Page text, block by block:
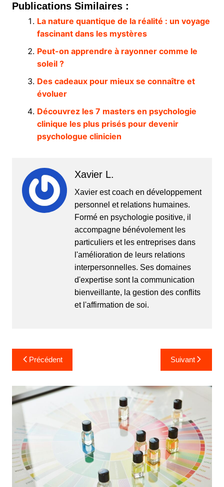
Publications Similaires :
La nature quantique de la réalité : un voyage
fascinant dans les mystères
Peut-on apprendre à rayonner comme le
soleil ?
Des cadeaux pour mieux se connaître et
évoluer
Découvrez les 7 masters en psychologie
clinique les plus prisés pour devenir
psychologue clinicien
Xavier L.
Xavier est coach en développement
personnel et relations humaines.
Formé en psychologie positive, il
accompagne bénévolement les
particuliers et les entreprises dans
l'amélioration de leurs relations
interpersonnelles. Ses domaines
d'expertise sont la communication
bienveillante, la gestion des conflits
et l'affirmation de soi.
Navigation
de
l’article
Précédent Suivant